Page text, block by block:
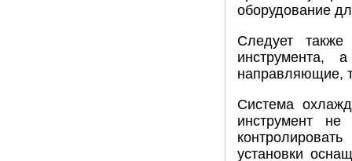
оборудование
Следует
инструмента,
направляющие,
Система
инструмент
установки